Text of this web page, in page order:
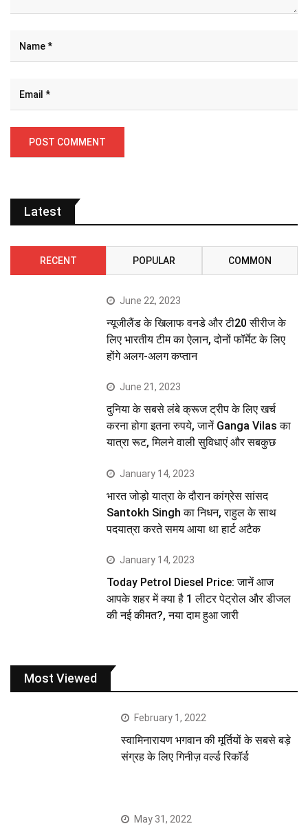
Latest
RECENT POPULAR COMMON
June 22, 2023
न्यूजीलैंड के खिलाफ वनडे और टी20 सीरीज के
लिए भारतीय टीम का ऐलान, दोनों फॉर्मेट के लिए
होंगे अलग-अलग कप्तान
June 21, 2023
दुनिया के सबसे लंबे क्रूज ट्रीप के लिए खर्च
करना होगा इतना रुपये, जानें Ganga Vilas का
यात्रा रूट, मिलने वाली सुविधाएं और सबकुछ
January 14, 2023
भारत जोड़ो यात्रा के दौरान कांग्रेस सांसद
Santokh Singh का निधन, राहुल के साथ
पदयात्रा करते समय आया था हार्ट अटैक
January 14, 2023
Today Petrol Diesel Price: जानें आज
आपके शहर में क्या है 1 लीटर पेट्रोल और डीजल
की नई कीमत?, नया दाम हुआ जारी
Most Viewed
February 1, 2022
स्वामिनारायण भगवान की मूर्तियों के सबसे बड़े
संग्रह के लिए गिनीज़ वर्ल्ड रिकॉर्ड
May 31, 2022